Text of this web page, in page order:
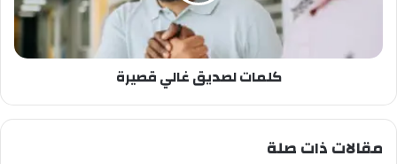
كلمات لصديق غالي قصيرة
مقالات ذات صلة